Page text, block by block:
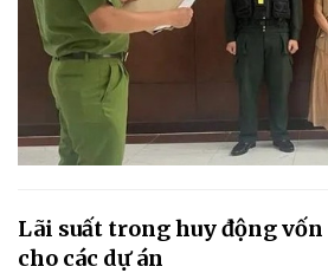
Lãi suất trong huy động
cho các dự án